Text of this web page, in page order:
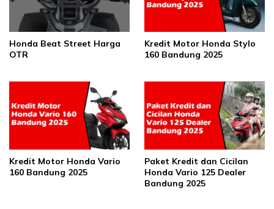
Honda Beat Street Harga
OTR
Kredit Motor Honda Stylo
160 Bandung 2025
Kredit Motor Honda Vario
160 Bandung 2025
Paket Kredit dan Cicilan
Honda Vario 125 Dealer
Bandung 2025